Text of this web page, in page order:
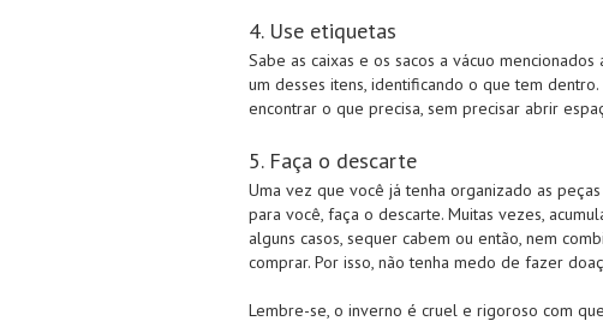
4. Use etiquetas
Sabe as caixas e os sacos a vácuo
um desses itens, identificando o que tem
encontrar o que precisa, sem precisar abrir
5. Faça o descarte
Uma vez que você já tenha organizado as
para você, faça o descarte. Muitas vezes,
alguns casos, sequer cabem ou então, nem
comprar. Por isso, não tenha medo de fazer
Lembre-se, o inverno é cruel e rigoroso com